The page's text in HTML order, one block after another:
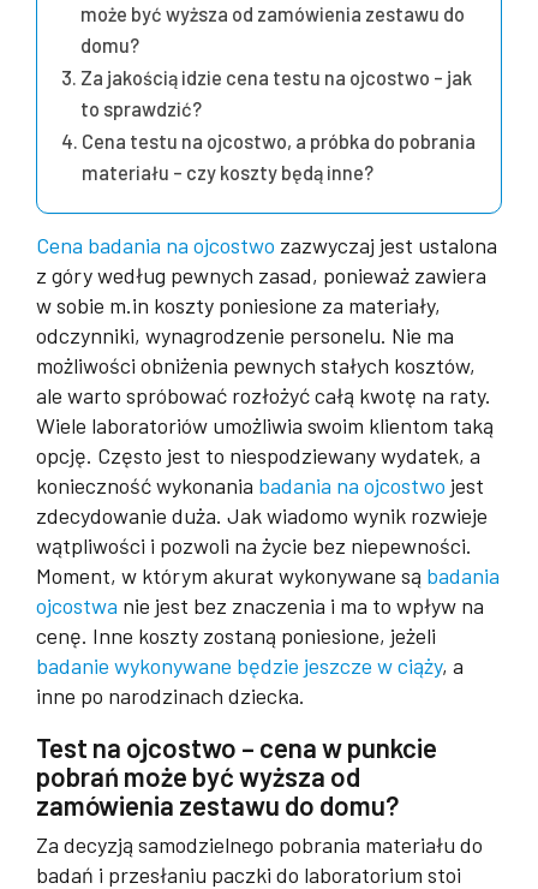
może być wyższa od zamówienia zestawu do
domu?
Za jakością idzie cena testu na ojcostwo – jak
to sprawdzić?
Cena testu na ojcostwo, a próbka do pobrania
materiału – czy koszty będą inne?
Cena badania na ojcostwo zazwyczaj jest ustalona
z góry według pewnych zasad, ponieważ zawiera
w sobie m.in koszty poniesione za materiały,
odczynniki, wynagrodzenie personelu. Nie ma
możliwości obniżenia pewnych stałych kosztów,
ale warto spróbować rozłożyć całą kwotę na raty.
Wiele laboratoriów umożliwia swoim klientom taką
opcję. Często jest to niespodziewany wydatek, a
konieczność wykonania badania na ojcostwo jest
zdecydowanie duża. Jak wiadomo wynik rozwieje
wątpliwości i pozwoli na życie bez niepewności.
Moment, w którym akurat wykonywane są badania
ojcostwa nie jest bez znaczenia i ma to wpływ na
cenę. Inne koszty zostaną poniesione, jeżeli
badanie wykonywane będzie jeszcze w ciąży, a
inne po narodzinach dziecka.
Test na ojcostwo – cena w punkcie
pobrań może być wyższa od
zamówienia zestawu do domu?
Za decyzją samodzielnego pobrania materiału do
badań i przesłaniu paczki do laboratorium stoi